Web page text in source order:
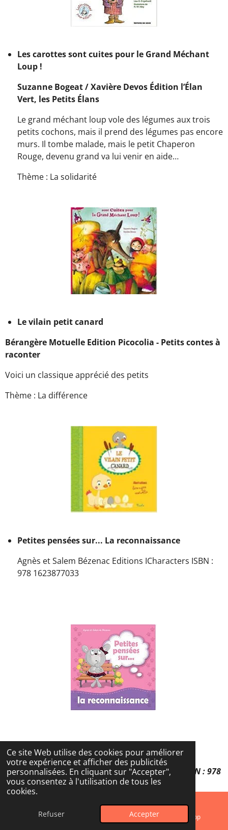
Ce site Web utilise des cookies pour améliorer
votre expérience et afficher des publicités
personnalisées. En cliquant sur "Accepter",
vous consentez à l'utilisation de tous les
cookies.
Refuser Accepter
Les carottes sont cuites pour le Grand Méchant
Loup !
Suzanne Bogeat / Xavière Devos Édition l’Élan
Vert, les Petits Élans
Le grand méchant loup vole des légumes aux trois
petits cochons, mais il prend des légumes pas encore
murs. Il tombe malade, mais le petit Chaperon
Rouge, devenu grand va lui venir en aide…
Thème : La solidarité
Le vilain petit canard
Bérangère Motuelle Edition Picocolia - Petits contes à
raconter
Voici un classique apprécié des petits
Thème : La différence
Petites pensées sur... La reconnaissance
Agnès et Salem Bézenac Editions ICharacters ISBN :
978 1623877033
Petites pensées sur... L'Amour
Agnès et Salem Bézenac Editions ICharacters ISBN : 978
1623878627
E-mail WhatsApp